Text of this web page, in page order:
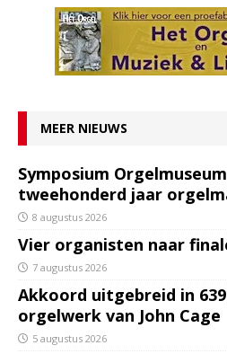
MEER NIEUWS
Symposium
tweehonderd jaar
8 augustus 2026
Vier organisten naar
7 augustus 2026
Akkoord uitgebreid in
orgelwerk van John Cage
5 augustus 2026